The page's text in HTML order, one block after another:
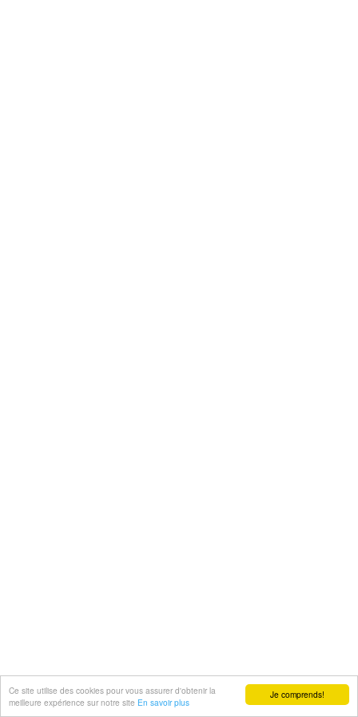
Je comprends!
Ce site utilise des cookies pour vous assurer d'obtenir la
meilleure expérience sur notre site En savoir plus